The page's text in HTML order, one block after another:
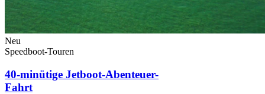
Neu
Speedboot-Touren
40-minütige Jetboot-Abenteuer-
Fahrt